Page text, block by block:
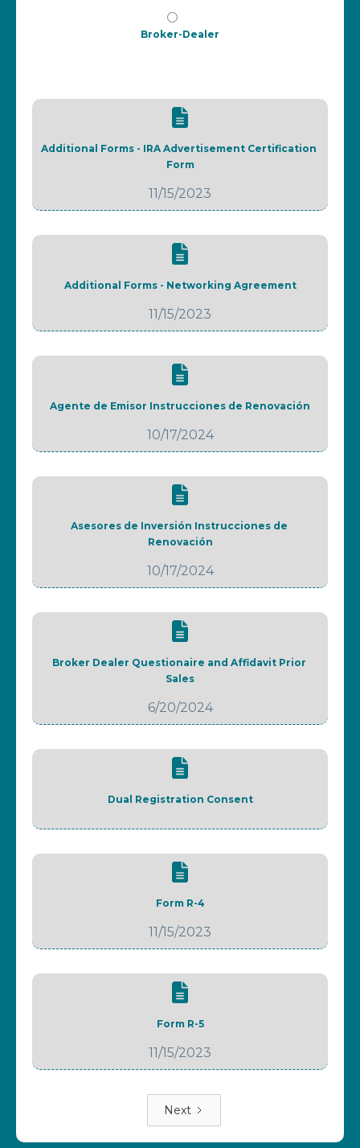
Broker-Dealer
Additional Forms - IRA Advertisement Certification
Form
11/15/2023
Additional Forms - Networking Agreement
11/15/2023
Agente de Emisor Instrucciones de Renovación
10/17/2024
Asesores de Inversión Instrucciones de
Renovación
10/17/2024
Broker Dealer Questionaire and Affidavit Prior
Sales
6/20/2024
Dual Registration Consent
Form R-4
11/15/2023
Form R-5
11/15/2023
Next